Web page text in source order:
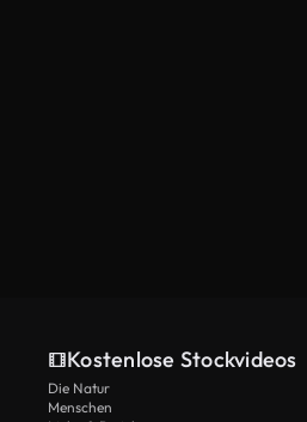
Kostenlose Stockvideos
Die Natur
Menschen